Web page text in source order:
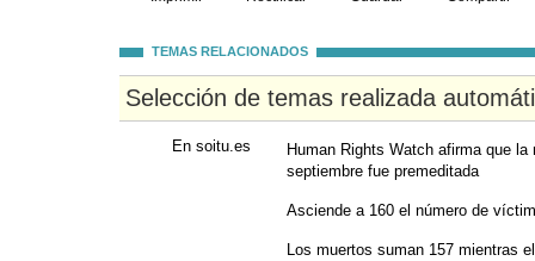
TEMAS RELACIONADOS
Selección de temas realizada
En soitu.es
Human Rights Watch afirma que
septiembre fue premeditada
Asciende a 160 el número de
Los muertos suman 157 mientras